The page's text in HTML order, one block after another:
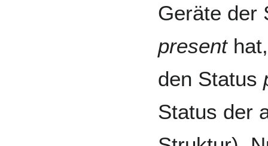
Geräte der
present
den Status
Status der